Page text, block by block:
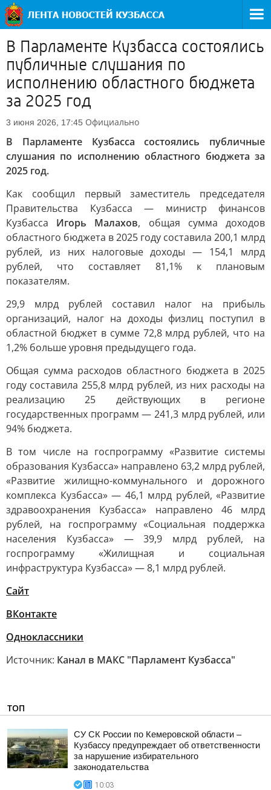
В Парламенте Кузбасса состоялись
публичные слушания по
исполнению областного бюджета
за 2025 год
3 июня 2026, 17:45 Официально
В Парламенте Кузбасса состоялись публичные
слушания по исполнению областного бюджета за
2025 год.
Как сообщил первый заместитель председателя
Правительства Кузбасса — министр финансов
Кузбасса Игорь Малахов, общая сумма доходов
областного бюджета в 2025 году составила 200,1 млрд
рублей, из них налоговые доходы — 154,1 млрд
рублей, что составляет 81,1% к плановым
показателям.
29,9 млрд рублей составил налог на прибыль
организаций, налог на доходы физлиц поступил в
областной бюджет в сумме 72,8 млрд рублей, что на
1,2% больше уровня предыдущего года.
Общая сумма расходов областного бюджета в 2025
году составила 255,8 млрд рублей, из них расходы на
реализацию 25 действующих в регионе
государственных программ — 241,3 млрд рублей, или
94% бюджета.
В том числе на госпрограмму «Развитие системы
образования Кузбасса» направлено 63,2 млрд рублей,
«Развитие жилищно-коммунального и дорожного
комплекса Кузбасса» — 46,1 млрд рублей, «Развитие
здравоохранения Кузбасса» направлено 46 млрд
рублей, на госпрограмму «Социальная поддержка
населения Кузбасса» — 39,9 млрд рублей, на
госпрограмму «Жилищная и социальная
инфраструктура Кузбасса» — 8,1 млрд рублей.
Сайт
ВКонтакте
Одноклассники
Источник: Канал в МАКС "Парламент Кузбасса"
ТОП
СУ СК России по Кемеровской области –
Кузбассу предупреждает об ответственности
за нарушение избирательного
законодательства
10:03